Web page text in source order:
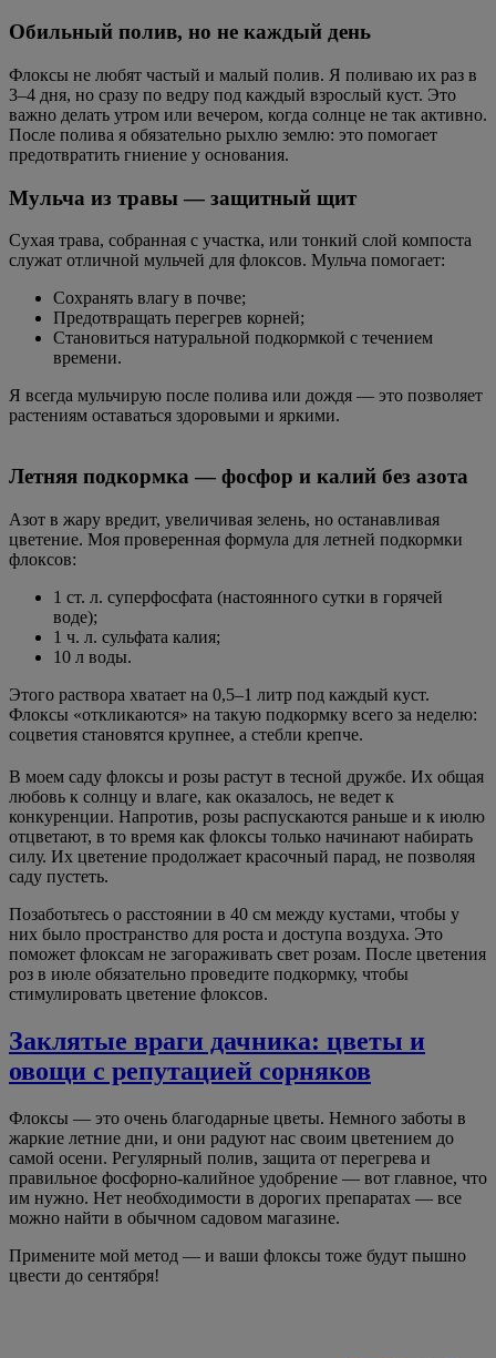
Обильный полив, но не каждый день
Флоксы не любят частый и малый полив. Я поливаю их раз в
3–4 дня, но сразу по ведру под каждый взрослый куст. Это
важно делать утром или вечером, когда солнце не так активно.
После полива я обязательно рыхлю землю: это помогает
предотвратить гниение у основания.
Мульча из травы — защитный щит
Сухая трава, собранная с участка, или тонкий слой компоста
служат отличной мульчей для флоксов. Мульча помогает:
Сохранять влагу в почве;
Предотвращать перегрев корней;
Становиться натуральной подкормкой с течением
времени.
Я всегда мульчирую после полива или дождя — это позволяет
растениям оставаться здоровыми и яркими.
Летняя подкормка — фосфор и калий без азота
Азот в жару вредит, увеличивая зелень, но останавливая
цветение. Моя проверенная формула для летней подкормки
флоксов:
1 ст. л. суперфосфата (настоянного сутки в горячей
воде);
1 ч. л. сульфата калия;
10 л воды.
Этого раствора хватает на 0,5–1 литр под каждый куст.
Флоксы «откликаются» на такую подкормку всего за неделю:
соцветия становятся крупнее, а стебли крепче.
В моем саду флоксы и розы растут в тесной дружбе. Их общая
любовь к солнцу и влаге, как оказалось, не ведет к
конкуренции. Напротив, розы распускаются раньше и к июлю
отцветают, в то время как флоксы только начинают набирать
силу. Их цветение продолжает красочный парад, не позволяя
саду пустеть.
Позаботьтесь о расстоянии в 40 см между кустами, чтобы у
них было пространство для роста и доступа воздуха. Это
поможет флоксам не загораживать свет розам. После цветения
роз в июле обязательно проведите подкормку, чтобы
стимулировать цветение флоксов.
Заклятые враги дачника: цветы и
овощи с репутацией сорняков
Флоксы — это очень благодарные цветы. Немного заботы в
жаркие летние дни, и они радуют нас своим цветением до
самой осени. Регулярный полив, защита от перегрева и
правильное фосфорно-калийное удобрение — вот главное, что
им нужно. Нет необходимости в дорогих препаратах — все
можно найти в обычном садовом магазине.
Примените мой метод — и ваши флоксы тоже будут пышно
цвести до сентября!